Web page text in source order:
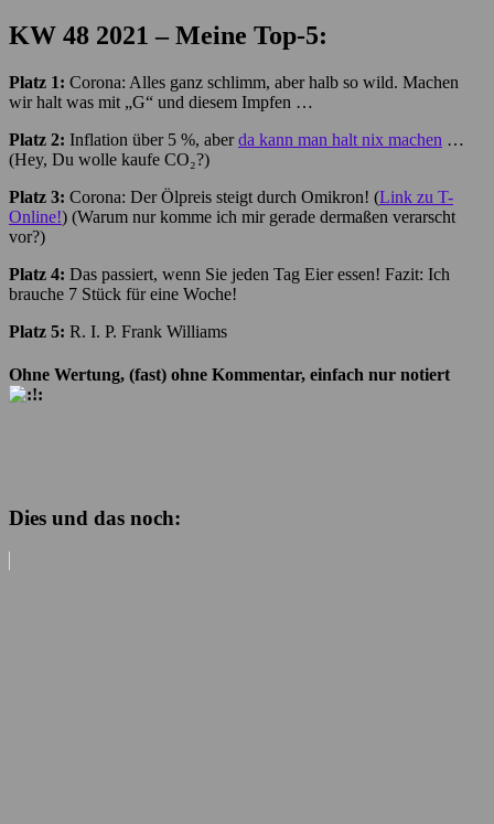
KW 48 2021 – Meine Top-5:
Platz 1: Corona: Alles ganz schlimm, aber halb so wild. Machen
wir halt was mit „G“ und diesem Impfen …
Platz 2: Inflation über 5 %, aberda kann man halt nix machen …
(Hey, Du wolle kaufe CO₂?)
Platz 3: Corona: Der Ölpreis steigt durch Omikron! (Link zu T-
Online!) (Warum nur komme ich mir gerade dermaßen verarscht
vor?)
Platz 4: Das passiert, wenn Sie jeden Tag Eier essen! Fazit: Ich
brauche 7 Stück für eine Woche!
Platz 5: R. I. P. Frank Williams
Ohne Wertung, (fast) ohne Kommentar, einfach nur notiert
Dies und das noch: